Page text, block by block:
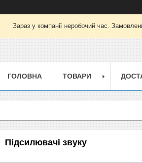
Зараз у компанії неробочий час.
ГОЛОВНА ТОВАРИ
Підсилювачі звуку